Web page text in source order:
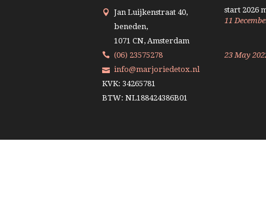
Jan Luijkenstraat 40,
beneden,
1071 CN, Amsterdam
(06) 23575278
info@marjoriedetox.nl
KVK: 34265781
BTW: NL188424386B01
start 2026
11
23 May